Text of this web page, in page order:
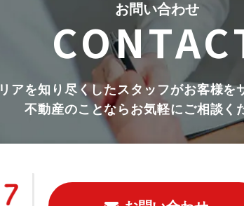
お問い合わせ
アを知り尽くしたスタッフがお客様を
不動産のことならお気軽にご相談く